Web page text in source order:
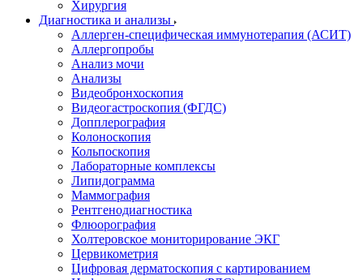
Хирургия
Диагностика и анализы
Аллерген-специфическая иммунотерапия (АСИТ)
Аллергопробы
Анализ мочи
Анализы
Видеобронхоскопия
Видеогастроскопия (ФГДС)
Допплерография
Колоноскопия
Кольпоскопия
Лабораторные комплексы
Липидограмма
Маммография
Рентгенодиагностика
Флюорография
Холтеровское мониторирование ЭКГ
Цервикометрия
Цифровая дерматоскопия с картированием